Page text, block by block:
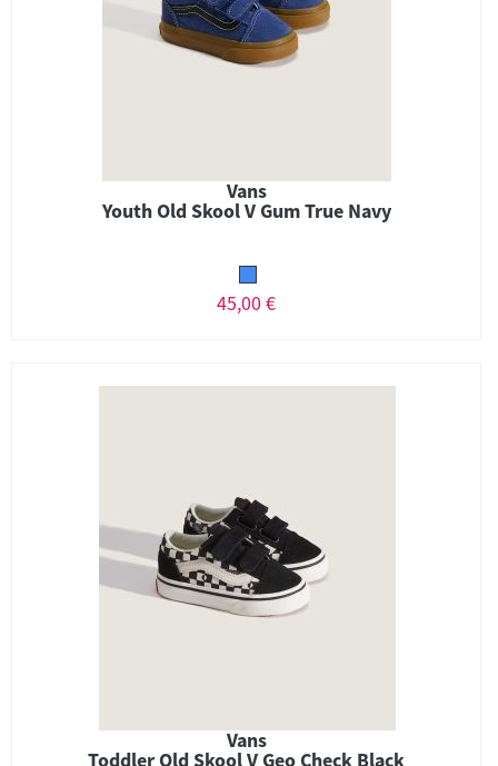
Vans
Youth Old Skool V Gum True Navy
45,00 €
Vans
Toddler Old Skool V Geo Check Black